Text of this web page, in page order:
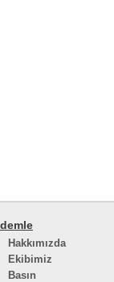
demle
Hakkımızda
Ekibimiz
Basın